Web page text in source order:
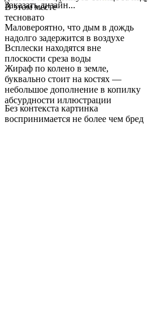
В этом месте
тесновато
Маловероятно, что дым в дождь
надолго задержится в воздухе
Всплески находятся вне
плоскости среза воды
Жираф по колено в земле,
буквально стоит на костях —
небольшое дополнение в копилку
абсурдности иллюстрации
Без контекста картинка
воспринимается не более чем бред
Заказать дизайн...